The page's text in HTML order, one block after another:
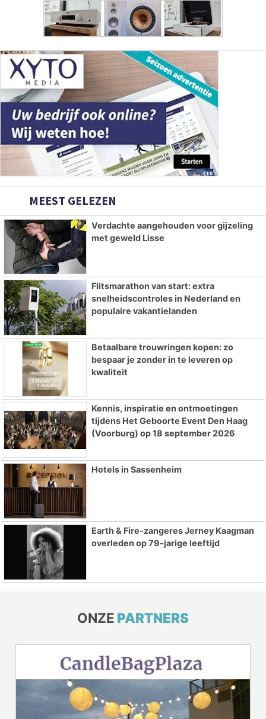
MEEST GELEZEN
Verdachte aangehouden voor gijzeling
met geweld Lisse
Flitsmarathon van start: extra
snelheidscontroles in Nederland en
populaire vakantielanden
Betaalbare trouwringen kopen: zo
bespaar je zonder in te leveren op
kwaliteit
Kennis, inspiratie en ontmoetingen
tijdens Het Geboorte Event Den Haag
(Voorburg) op 18 september 2026
Hotels in Sassenheim
Earth & Fire-zangeres Jerney Kaagman
overleden op 79-jarige leeftijd
ONZE PARTNERS